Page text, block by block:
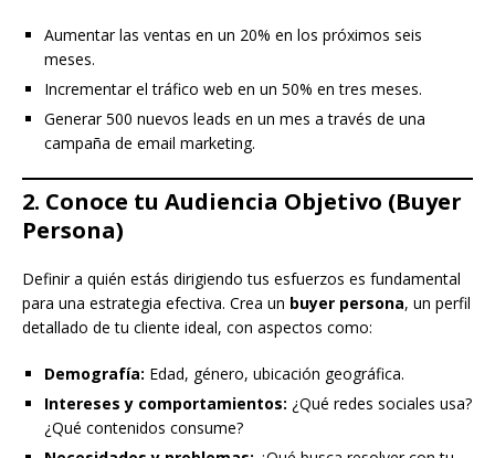
Aumentar las ventas en un 20% en los próximos seis
meses.
Incrementar el tráfico web en un 50% en tres meses.
Generar 500 nuevos leads en un mes a través de una
campaña de email marketing.
2. Conoce tu Audiencia Objetivo (Buyer
Persona)
Definir a quién estás dirigiendo tus esfuerzos es fundamental
para una estrategia efectiva. Crea un buyer persona, un perfil
detallado de tu cliente ideal, con aspectos como:
Demografía: Edad, género, ubicación geográfica.
Intereses y comportamientos: ¿Qué redes sociales usa?
¿Qué contenidos consume?